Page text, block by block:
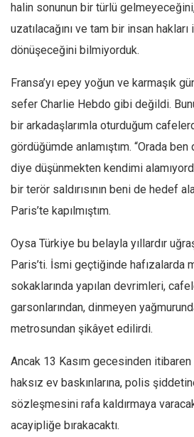
Afrika
İslam Dünyası
Amerika
Avustralya
Tarih
Düşünce
Dosyalar
halin sonunun bir türlü
uzatılacağını ve tam bir insan
dönüşeceğini bilmiyorduk.
Fransa’yı epey yoğun ve karmaşık
sefer Charlie Hebdo gibi değildi.
bir arkadaşlarımla oturduğum
gördüğümde anlamıştım. “Orada
diye düşünmekten kendimi
bir terör saldırısının beni de hedef
Paris’te kapılmıştım.
Oysa Türkiye bu belayla yıllardır
Paris’ti. İsmi geçtiğinde hafızalarda
sokaklarında yapılan devrimleri,
garsonlarından, dinmeyen
metrosundan şikâyet edilirdi.
Ancak 13 Kasım gecesinden
haksız ev baskınlarına, polis
sözleşmesini rafa kaldırmaya
acayipliğe bırakacaktı.